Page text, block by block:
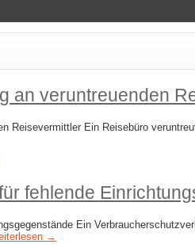
an veruntreuenden
Reisevermittler Ein Reisebüro
fehlende
Ein
→